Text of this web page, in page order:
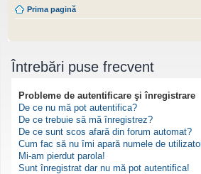
Prima pagină
Întrebări puse frecvent
Probleme de autentificare şi înregistrare
De ce nu mă pot autentifica?
De ce trebuie să mă înregistrez?
De ce sunt scos afară din forum automat?
Cum fac să nu îmi apară numele de
Mi-am pierdut parola!
Sunt înregistrat dar nu mă pot autentifica!